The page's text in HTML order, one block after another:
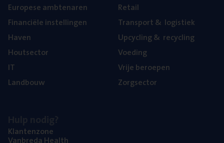
Euro­pe­se ambtenaren
Finan­ci­ë­le instellingen
Haven
Hout­sec­tor
IT
Land­bouw
Retail
Trans­port& logistiek
Upcy­cling& recycling
Voe­ding
Vrije beroe­pen
Zorg­sec­tor
Klan­ten­zo­ne
Van­b­re­da Health